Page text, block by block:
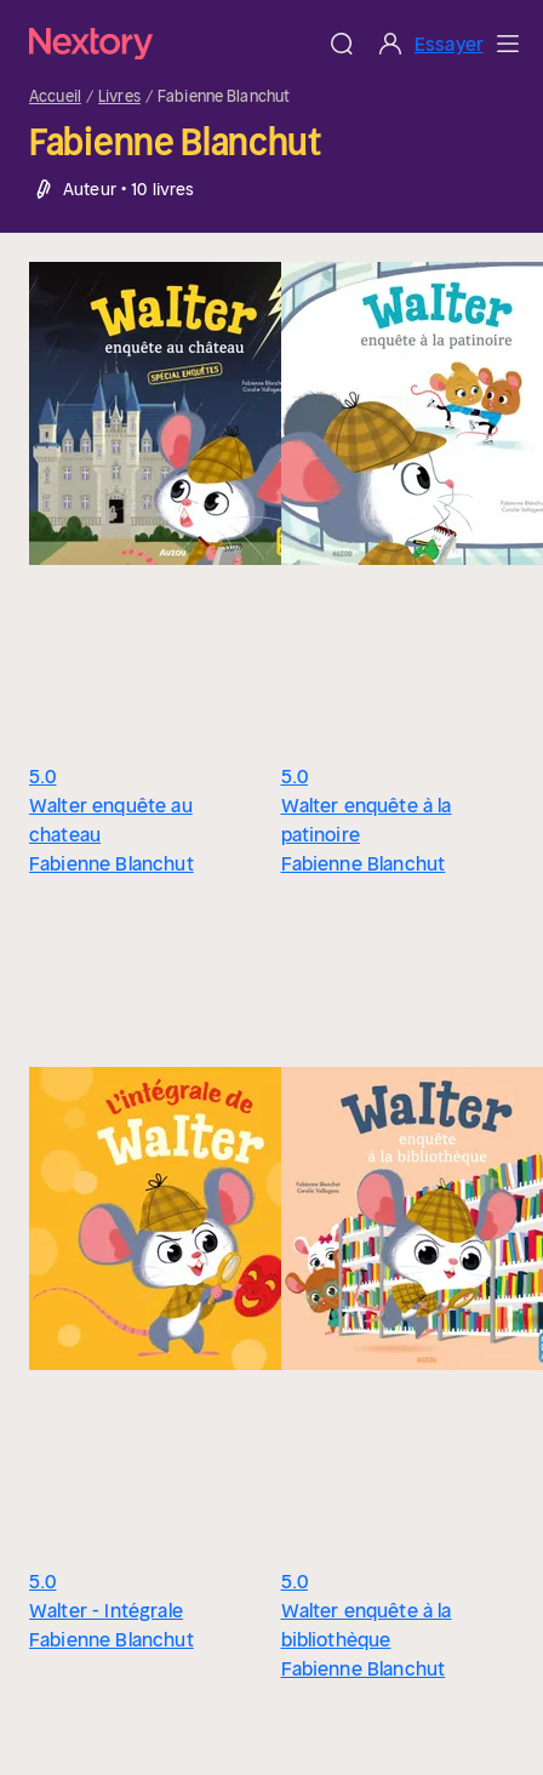
Essayer
Accueil Livres Fabienne Blanchut
Fabienne Blanchut
Auteur • 10 livres
5.0
Walter enquête au
chateau
Fabienne Blanchut
5.0
Walter enquête à la
patinoire
Fabienne Blanchut
5.0
Walter - Intégrale
Fabienne Blanchut
5.0
Walter enquête à la
bibliothèque
Fabienne Blanchut